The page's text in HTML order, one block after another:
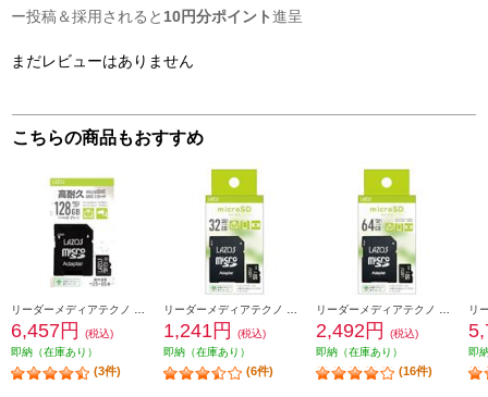
ー投稿＆採用されると 10円分ポイント進呈
まだレビューはありません
こちらの商品もおすすめ
6,457円
(税込)
即納（在庫あり）
(3件)
1,241円
(税込)
即納（在庫あり）
(6件)
2,492円
(税込)
即納（在庫あり）
(16件)
即